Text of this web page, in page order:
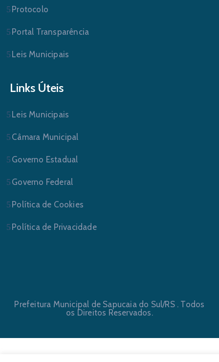
Protocolo
Portal Transparência
Leis Municipais
Links Úteis
Leis Municipais
Câmara Municipal
Governo Estadual
Governo Federal
Política de Cookies
Política de Privacidade
Prefeitura Municipal de Sapucaia do Sul/RS . Todos
os Direitos Reservados.